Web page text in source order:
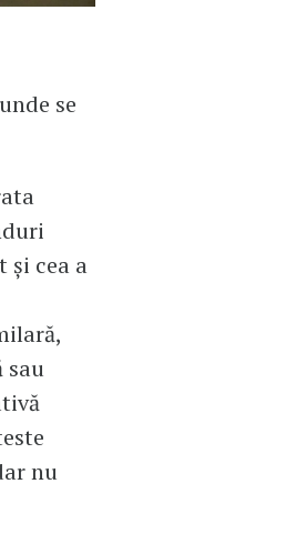
se
și cea a
sau
nu